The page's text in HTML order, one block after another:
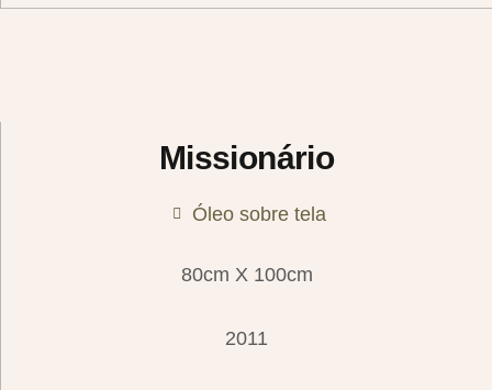
Missionário
Óleo sobre tela
80cm X 100cm
2011